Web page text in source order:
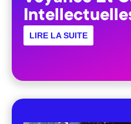
LIRE LA SUITE